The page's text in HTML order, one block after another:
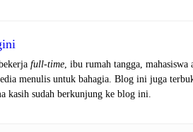
full-time , ibu rumah tangga,
menulis untuk bahagia. Blog ini juga
kasih sudah berkunjung ke blog ini.